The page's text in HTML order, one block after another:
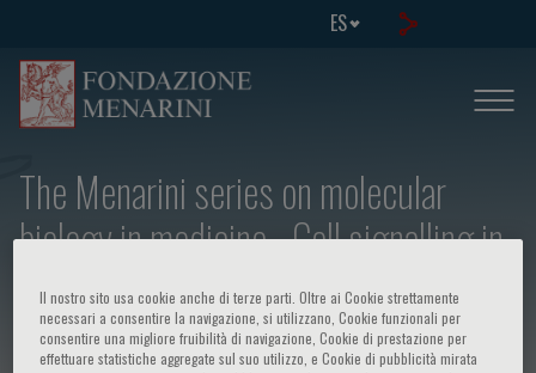
ES
The Menarini series on molecular
biology in medicine - Cell signalling in
the immune system: receptors,
coreceptors and cytokines (from basic
Il nostro sito usa cookie anche di terze parti. Oltre ai Cookie strettamente
necessari a consentire la navigazione, si utilizzano, Cookie funzionali per
consentire una migliore fruibilità di navigazione, Cookie di prestazione per
effettuare statistiche aggregate sul suo utilizzo, e Cookie di pubblicità mirata